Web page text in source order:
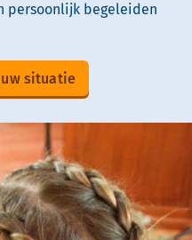
persoonlijk begeleiden
uw situatie